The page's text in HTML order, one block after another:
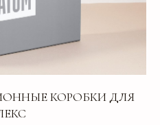
КОРОБКИ ДЛЯ